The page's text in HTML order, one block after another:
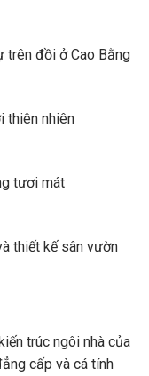
trên đồi ở Cao Bằng
thiên nhiên
tươi mát
thiết kế sân vườn
​​trúc ngôi nhà của
cấp và cá tính